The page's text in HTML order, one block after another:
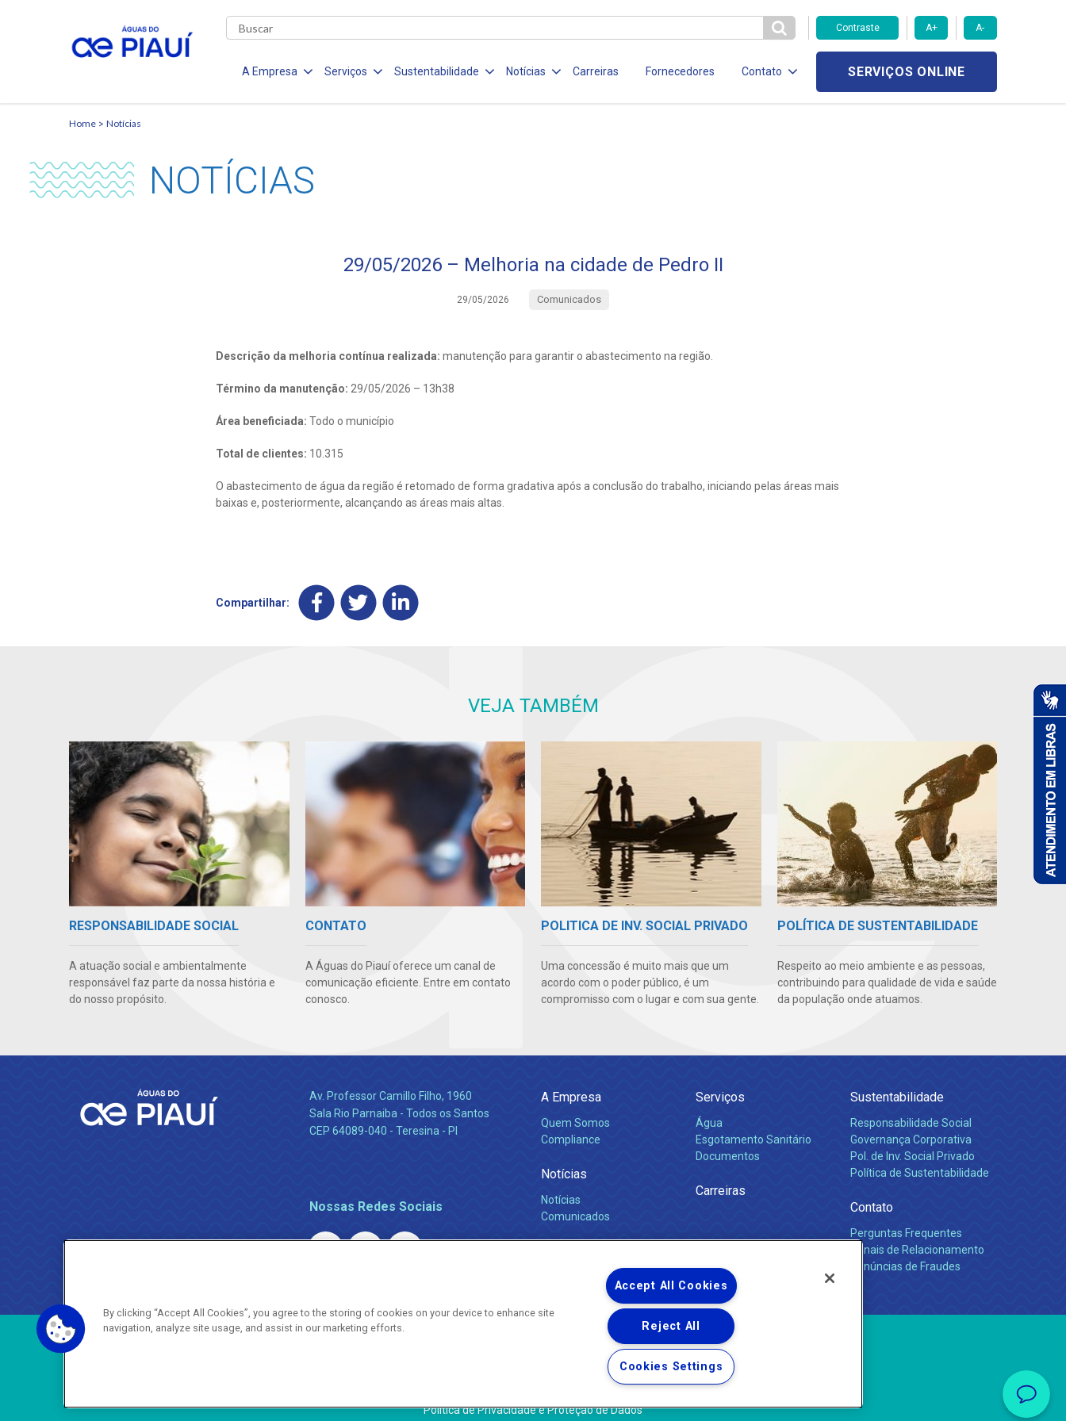
Contraste A+ A-
A Empresa Serviços Sustentabilidade Notícias Carreiras Fornecedores Contato SERVIÇOS ONLINE
Home Notícias
NOTÍCIAS
29/05/2026 – Melhoria na cidade de Pedro II
29/05/2026 Comunicados
Descrição da melhoria contínua realizada: manutenção para garantir o abastecimento na região.
Término da manutenção: 29/05/2026 – 13h38
Área beneficiada: Todo o município
Total de clientes: 10.315
O abastecimento de água da região é retomado de forma gradativa após a conclusão do trabalho, iniciando pelas áreas mais
baixas e, posteriormente, alcançando as áreas mais altas.
Compartilhar:
VEJA TAMBÉM
RESPONSABILIDADE SOCIAL
A atuação social e ambientalmente
responsável faz parte da nossa história e
do nosso propósito.
CONTATO
A Águas do Piauí oferece um canal de
comunicação eficiente. Entre em contato
conosco.
POLITICA DE INV. SOCIAL PRIVADO
Uma concessão é muito mais que um
acordo com o poder público, é um
compromisso com o lugar e com sua gente.
POLÍTICA DE SUSTENTABILIDADE
Respeito ao meio ambiente e as pessoas,
contribuindo para qualidade de vida e saúde
da população onde atuamos.
Av. Professor Camillo Filho, 1960
Sala Rio Parnaiba - Todos os Santos
CEP 64089-040 - Teresina - PI
Nossas Redes Sociais
A Empresa
Quem Somos
Compliance
Notícias
Notícias
Comunicados
Serviços
Água
Esgotamento Sanitário
Documentos
Carreiras
Sustentabilidade
Responsabilidade Social
Governança Corporativa
Pol. de Inv. Social Privado
Política de Sustentabilidade
Contato
Perguntas Frequentes
Canais de Relacionamento
Denúncias de Fraudes
Copyright ® 2026 - Todos os Direitos Reservados.
Política de Privacidade e Proteção de Dados
By clicking “Accept All Cookies”, you agree to the storing of cookies on your device to enhance site
navigation, analyze site usage, and assist in our marketing efforts.
Accept All Cookies
Reject All
Cookies Settings